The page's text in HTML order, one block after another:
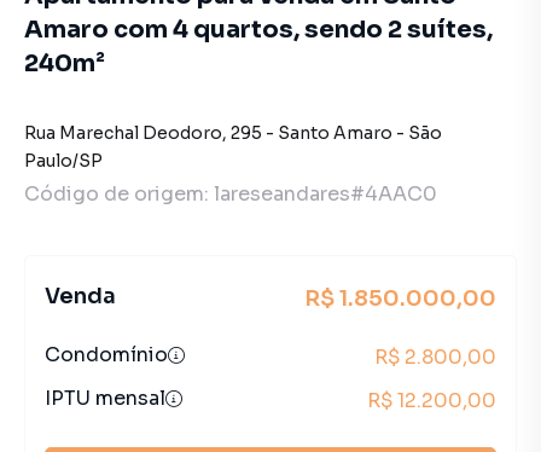
Amaro com 4 quartos, sendo 2 suítes,
240m²
Rua Marechal Deodoro, 295 - Santo Amaro - São
Paulo/SP
Código de origem: lareseandares#4AAC0
Venda R$ 1.850.000,00
Condomínio
R$ 2.800,00
IPTU mensal
R$ 12.200,00